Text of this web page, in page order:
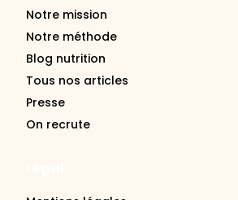
Notre mission
Notre méthode
Blog nutrition
Tous nos articles
Presse
On recrute